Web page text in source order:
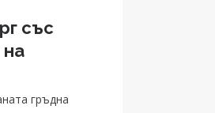
със
на
гръдна